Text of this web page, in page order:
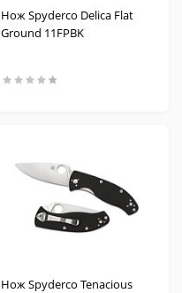
Нож Spyderco Delica Flat
Ground 11FPBK
Нож Spyderco Tenacious